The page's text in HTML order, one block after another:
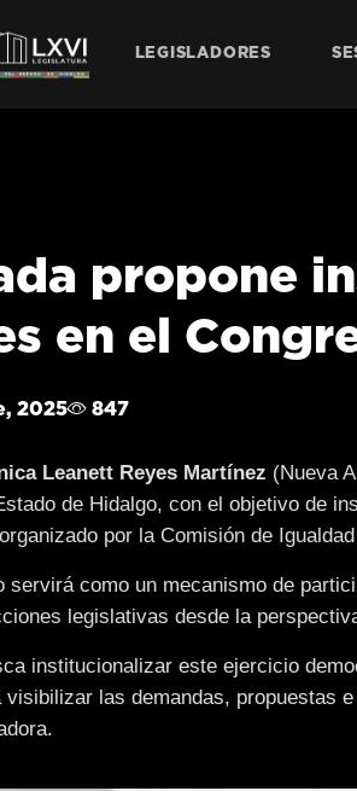
LEGISLADORES
propone
en el
2025 847
Leanett Reyes Martínez (Nueva
de Hidalgo, con el objetivo de
por la Comisión de
servirá como un mecanismo de
legislativas desde la
institucionalizar este ejercicio
visibilizar las demandas, propuestas